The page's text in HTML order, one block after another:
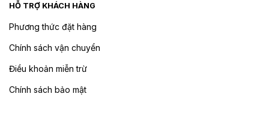
HỖ TRỢ KHÁCH HÀNG
Phương thức đặt hàng
Chính sách vận chuyển
Điều khoản miễn trừ
Chính sách bảo mật